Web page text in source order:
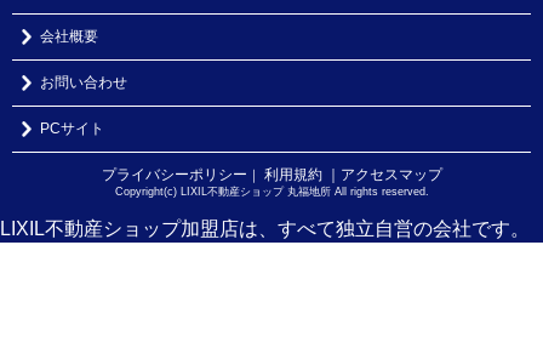
会社概要
お問い合わせ
PCサイト
プライバシーポリシー ｜ 利用規約 ｜アクセスマップ
Copyright(c) LIXIL不動産ショップ 丸福地所 All rights reserved.
LIXIL不動産ショップ加盟店は、すべて独立自営の会社です。